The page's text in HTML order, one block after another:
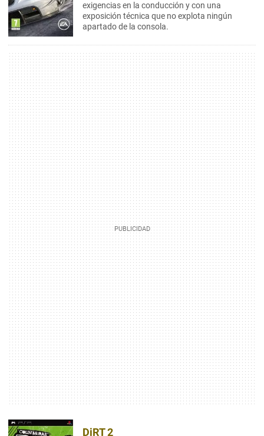
exigencias en la conducción y con una
exposición técnica que no explota ningún
apartado de la consola.
DiRT 2